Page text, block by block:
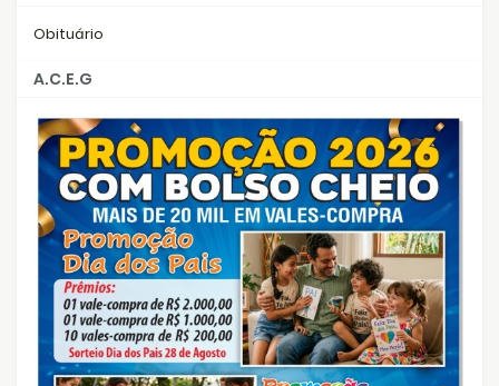
Obituário
A.C.E.G